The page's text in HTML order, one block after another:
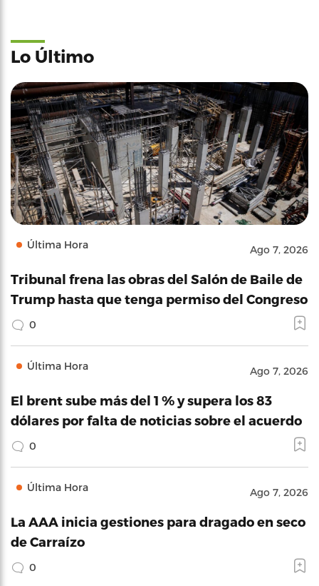
Lo Último
Última Hora Ago 7, 2026
Tribunal frena las obras del Salón de Baile de
Trump hasta que tenga permiso del Congreso
0
Última Hora Ago 7, 2026
El brent sube más del 1 % y supera los 83
dólares por falta de noticias sobre el acuerdo
0
Última Hora Ago 7, 2026
La AAA inicia gestiones para dragado en seco
de Carraízo
0